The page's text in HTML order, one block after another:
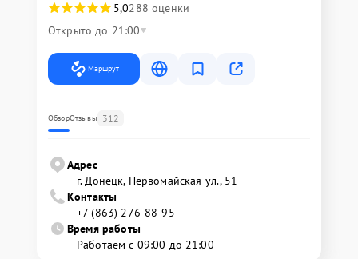
5,0288 оценки
Открыто до 21:00
Маршрут
ОбзорОтзывы 312
Адрес
г. Донецк, Первомайская ул., 51
Контакты
+7 (863) 276-88-95
Время работы
Работаем с 09:00 до 21:00